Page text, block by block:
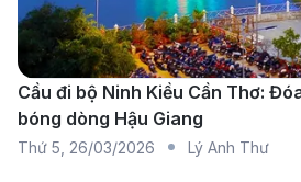
có thể lựa chọn cho hành trình
Vietnam Airlines:Là hãng
với chất lượng dịch vụ cao,
cấp các chuyến bay nối
Phòng thông qua các sân bay
Cầu đi bộ Ninh Kiều Cần Thơ:
bóng dòng Hậu Giang
Thứ 5 26/03/2026 Lý Anh Thư